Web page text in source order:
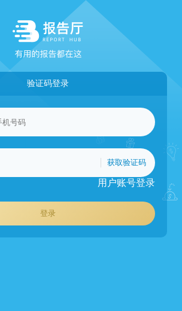
验证码登录
获取验证码
用户账号登录
登录